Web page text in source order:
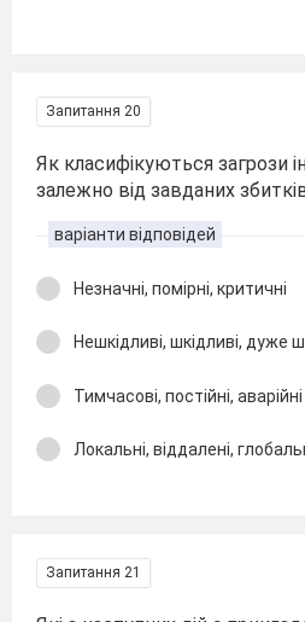
Запитання 20
Як класифікуються загрози
залежно від завданих
варіанти відповідей
Незначні, помірні, критичні
Нешкідливі, шкідливі, дуже
Тимчасові, постійні, аварійні
Локальні, віддалені,
Запитання 21